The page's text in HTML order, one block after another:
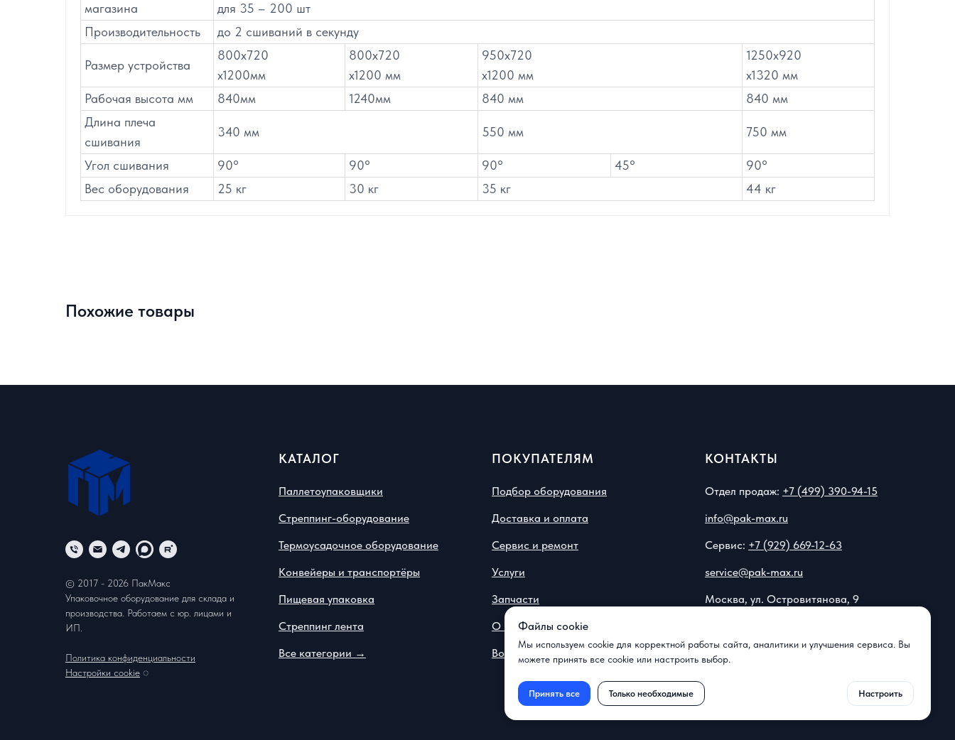
магазина
для 35 – 200 шт
Производительность
до 2 сшиваний в секунду
Размер устройства
800х720
х1200мм
800х720
х1200 мм
950х720
х1200 мм
1250х920
х1320 мм
Рабочая высота мм
840мм 1240мм 840 мм
840 мм
Длина плеча
сшивания
340 мм 550 мм 750 мм
Угол сшивания 90° 90° 90° 45°
90°
Вес оборудования
25 кг 30 кг 35 кг 44 кг
Похожие товары
Файлы cookie
Мы используем cookie для корректной работы сайта, аналитики и улучшения сервиса. Вы
можете принять все cookie или настроить выбор.
Принять все Только необходимые Настроить
© 2017 - 2026 ПакМакс
Упаковочное оборудование для склада и
производства. Работаем с юр. лицами и
ИП.
Политика конфиденциальности
Настройки cookie ◌
КАТАЛОГ
Паллетоупаковщики
Стреппинг-оборудование
Термоусадочное оборудование
Конвейеры и транспортёры
Пищевая упаковка
Стреппинг лента
Все категории →
ПОКУПАТЕЛЯМ
Подбор оборудования
Доставка и оплата
Сервис и ремонт
Услуги
Запчасти
О компании
Вопрос-ответ
КОНТАКТЫ
Отдел продаж: +7 (499) 390-94-15
info@pak-max.ru
Сервис: +7 (929) 669-12-63
service@pak-max.ru
Москва, ул. Островитянова, 9
📍Показать на карте